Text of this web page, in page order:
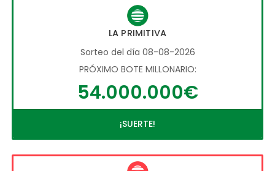
LA PRIMITIVA
Sorteo del día 08-08-2026
PRÓXIMO BOTE MILLONARIO:
54.000.000€
¡SUERTE!